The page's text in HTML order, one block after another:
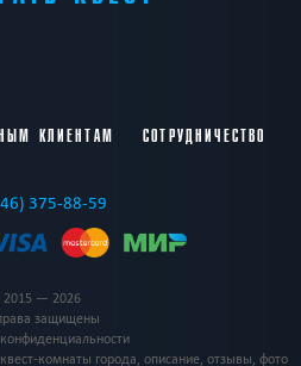
КЛИЕНТАМ СОТРУДНИЧЕСТВО
375-88-59
— 2026
защищены
комнаты города, описание, отзывы, фото